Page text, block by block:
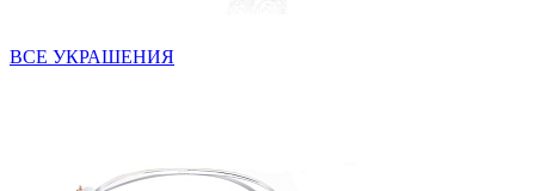
ВСЕ УКРАШЕНИЯ